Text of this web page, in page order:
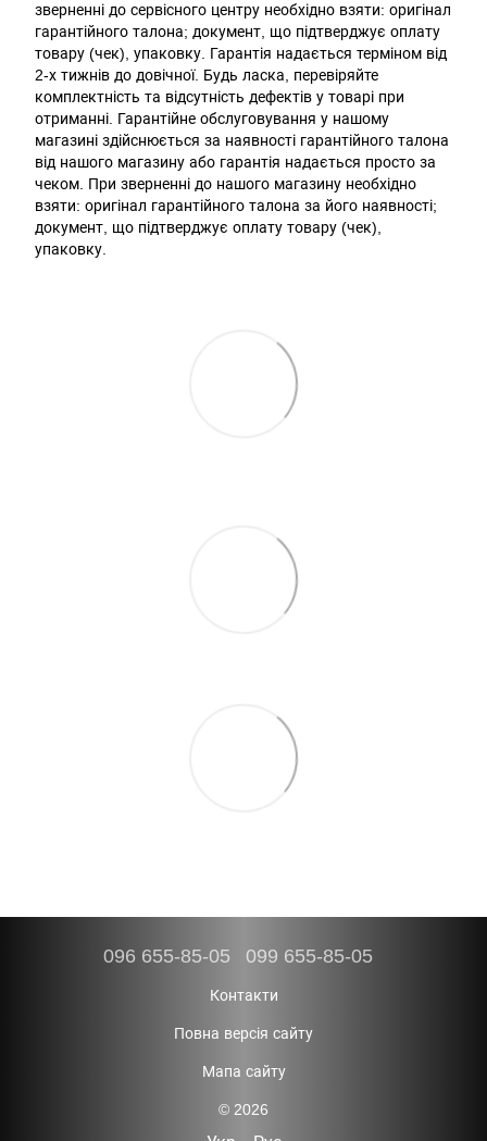
зверненні до сервісного центру необхідно взяти: оригінал
гарантійного талона; документ, що підтверджує оплату
товару (чек), упаковку. Гарантія надається терміном від
2-х тижнів до довічної. Будь ласка, перевіряйте
комплектність та відсутність дефектів у товарі при
отриманні. Гарантійне обслуговування у нашому
магазині здійснюється за наявності гарантійного талона
від нашого магазину або гарантія надається просто за
чеком. При зверненні до нашого магазину необхідно
взяти: оригінал гарантійного талона за його наявності;
документ, що підтверджує оплату товару (чек),
упаковку.
096 655-85-05 099 655-85-05
Контакти
Повна версія сайту
Мапа сайту
© 2026